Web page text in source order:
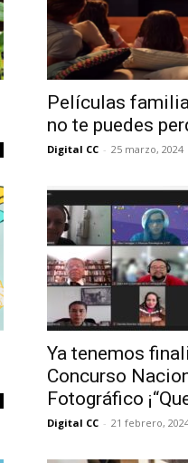
Películas
no te puedes
Digital CC - 25 marzo, 2024
Ya tenemos
Concurso
Fotográfico
Digital CC - 21 febrero,